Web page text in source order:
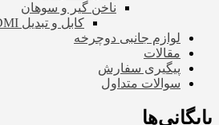
ناخن گیر و سوهان
کابل و تبدیل HDMI
لوازم جانبی دوچرخه
مقالات
پیگیری سفارش
سوالات متداول
بایگانی‌ها